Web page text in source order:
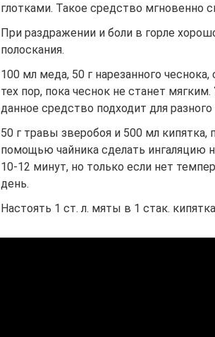
глотками. Такое средство мгновенно
При раздражении и боли в горле
полоскания.
100 мл меда, 50 г нарезанного
тех пор, пока чеснок не станет
данное средство подходит для
50 г травы зверобоя и 500 мл кипятка,
помощью чайника сделать ингаляцию
10-12 минут, но только если нет
день.
Настоять 1 ст. л. мяты в 1 стак.